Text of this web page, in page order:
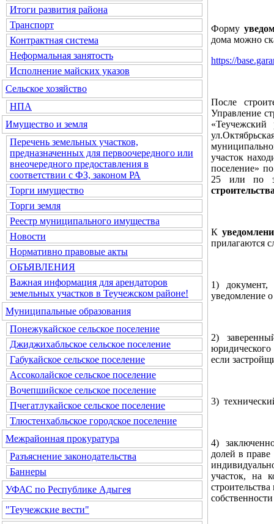
Итоги развития района
Транспорт
Контрактная система
Неформальная занятость
Исполнение майских указов
Сельское хозяйство
НПА
Имущество и земля
Перечень земельных участков,
предназначенных для первоочередного или
внеочередного предоставления в
соответствии с ФЗ, законом РА
Торги имущество
Торги земля
Реестр муниципального имущества
Новости
Нормативно правовые акты
ОБЪЯВЛЕНИЯ
Важная информация для арендаторов
земельных участков в Теучежском районе!
Муниципальные образования
Понежукайское сельское поселение
Джиджихабльское сельское поселение
Габукайское сельское поселение
Ассоколайское сельское поселение
Вочепшийское сельское поселение
Пчегатлукайское сельское поселение
Тлюстенхабльское городское поселение
Межрайонная прокуратура
Разъяснение законодательства
Баннеры
УФАС по Республике Адыгея
"Теучежские вести"
Форму
дома можно
https://
После
Управление
участок
поселение»
25 или по
К
прилагаются
1) документ,
уведомление
2)
юридического
если
3)
4)
долей в
участок, на